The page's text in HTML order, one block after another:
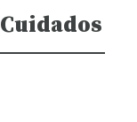
Cuidados